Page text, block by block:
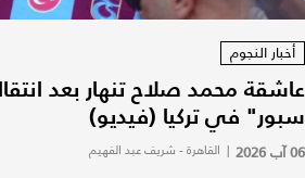
أخبار النجوم
عاشقة محمد صلاح تنهار بعد
سبور" في تركيا (فيديو)
06 آب 2026 | القاهرة - شريف عبد الفهيم